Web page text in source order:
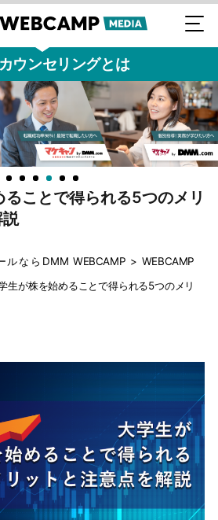
ウンセリングとは
ことで得られる5つのメリ
ならDMM WEBCAMP > WEBCAMP
生が株を始めることで得られる5つのメリ